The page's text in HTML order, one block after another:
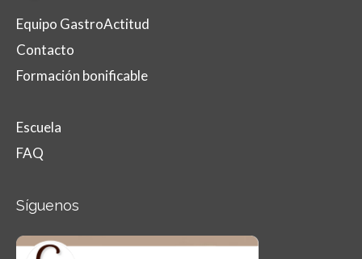
Equipo GastroActitud
Contacto
Formación bonificable
Escuela
FAQ
Síguenos